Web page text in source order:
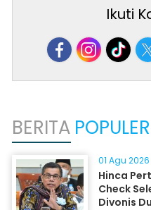
Ikuti
BERITA POPULER
01 Agu 2026
Hinca
Check
Divonis